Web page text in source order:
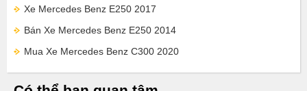
Xe Mercedes Benz E250 2017
Bán Xe Mercedes Benz E250 2014
Mua Xe Mercedes Benz C300 2020